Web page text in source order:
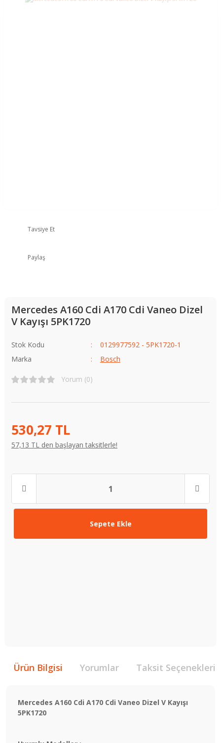
Tavsiye Et
Paylaş
Mercedes A160 Cdi A170 Cdi Vaneo Dizel
V Kayışı 5PK1720
Stok Kodu
0129977592 - 5PK1720-1
Marka
Bosch
Yorum (0)
530,27 TL
57,13 TL den başlayan taksitlerle!
Sepete Ekle
Ürün Bilgisi Yorumlar Taksit Seçenekleri
Mercedes A160 Cdi A170 Cdi Vaneo Dizel V Kayışı
5PK1720